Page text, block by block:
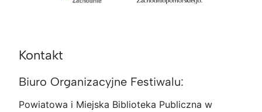
Kontakt
Biuro Organizacyjne Festiwalu:
Powiatowa i Miejska Biblioteka Publiczna w